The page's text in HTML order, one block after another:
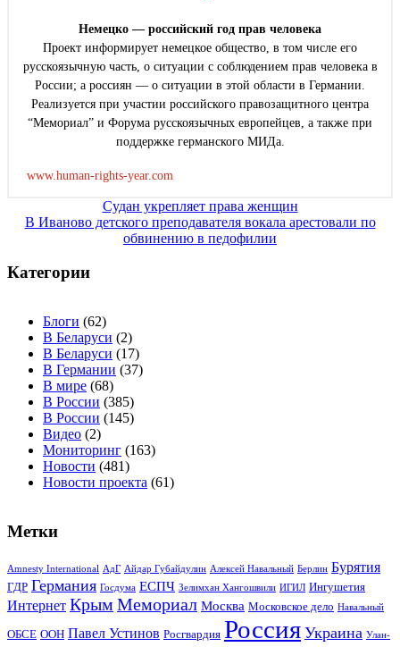
Немецко — российский год прав человека
Проект информирует немецкое общество, в том числе его
русскоязычную часть, о ситуации с соблюдением прав человека в
России; а россиян — о ситуации в этой области в Германии.
Реализуется при участии российского правозащитного центра
“Мемориал” и Форума русскоязычных европейцев, а также при
поддержке германского МИДа.
www.human-rights-year.com
Навигация
по
Судан укрепляет права женщин
В Иваново детского преподавателя вокала арестовали по
обвинению в педофилии
Категории
Блоги (62)
В Беларуси (2)
В Беларуси (17)
В Германии (37)
В мире (68)
В России (385)
В России (145)
Видео (2)
Мониторинг (163)
Новости (481)
Новости проекта (61)
Метки
Amnesty International АдГ Айдар Губайдулин Алексей Навальный Берлин Бурятия
ГДР Германия Госдума ЕСПЧ Зелимхан Хангошвили ИГИЛ Ингушетия
Интернет Крым Мемориал Москва Московское дело Навальный
ОБСЕ ООН Павел Устинов Росгвардия Россия Украина Улан-